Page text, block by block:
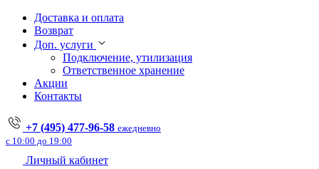
Доставка и оплата
Возврат
Доп. услуги
Подключение, утилизация
Ответственное хранение
Акции
Контакты
+7 (495) 477-96-58 ежедневно
с 10:00 до 19:00
Личный кабинет